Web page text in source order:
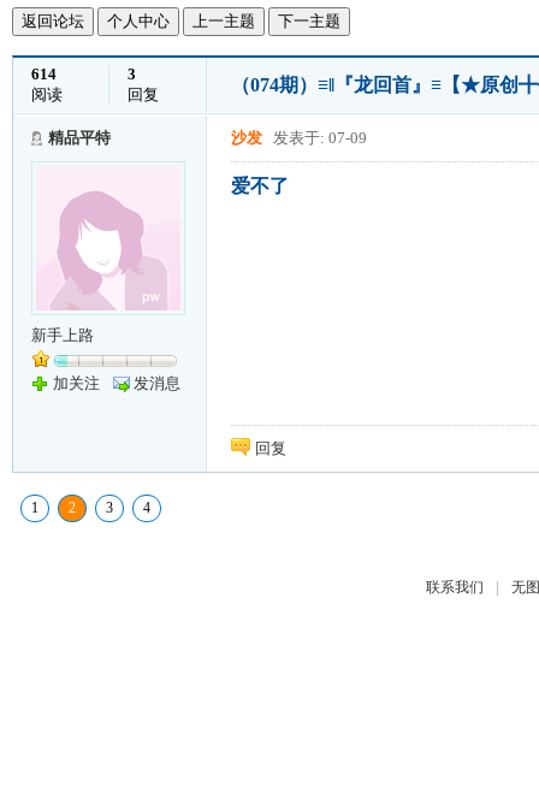
返回论坛 个人中心 上一主题 下一主题
614
阅读
3
回复
（074期）≡‖『龙回首』≡【★原
精品平特
新手上路
加关注 发消息
沙发 发表于: 07-09
爱不了
回复
1 2 3 4
联系我们 | 无